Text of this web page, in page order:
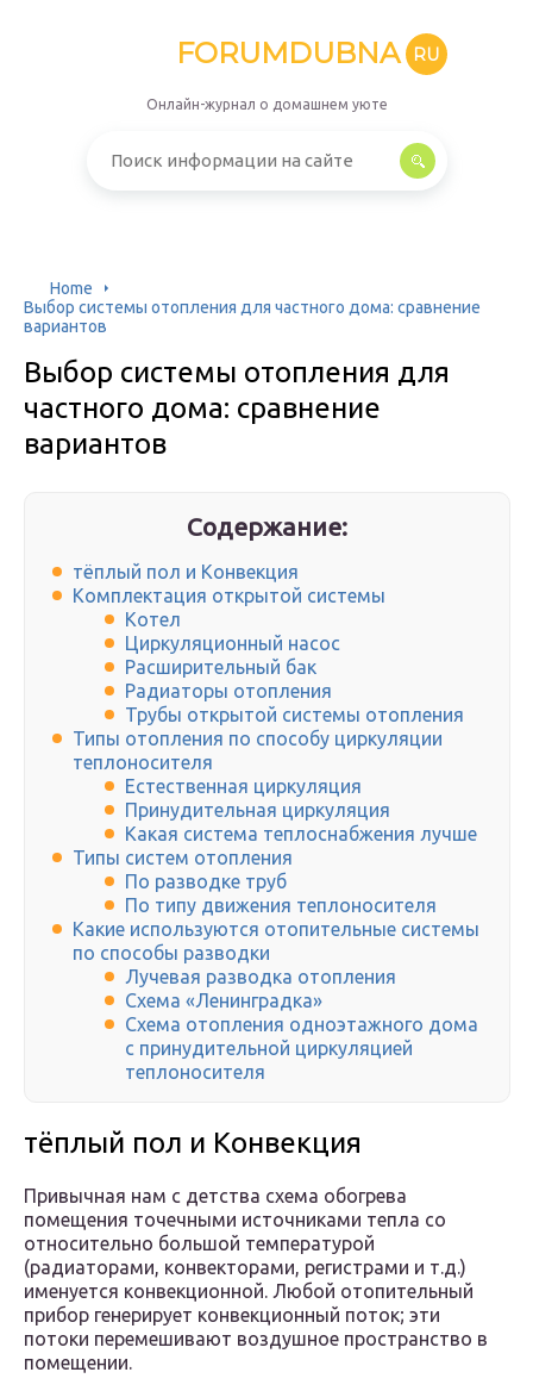
FORUMDUBNA RU
Онлайн-журнал о домашнем уюте
Home
Выбор системы отопления для частного дома: сравнение
вариантов
Выбор системы отопления для
частного дома: сравнение
вариантов
Содержание:
тёплый пол и Конвекция
Комплектация открытой системы
Котел
Циркуляционный насос
Расширительный бак
Радиаторы отопления
Трубы открытой системы отопления
Типы отопления по способу циркуляции
теплоносителя
Естественная циркуляция
Принудительная циркуляция
Какая система теплоснабжения лучше
Типы систем отопления
По разводке труб
По типу движения теплоносителя
Какие используются отопительные системы
по способы разводки
Лучевая разводка отопления
Схема «Ленинградка»
Схема отопления одноэтажного дома
с принудительной циркуляцией
теплоносителя
тёплый пол и Конвекция
Привычная нам с детства схема обогрева
помещения точечными источниками тепла со
относительно большой температурой
(радиаторами, конвекторами, регистрами и т.д.)
именуется конвекционной. Любой отопительный
прибор генерирует конвекционный поток; эти
потоки перемешивают воздушное пространство в
помещении.